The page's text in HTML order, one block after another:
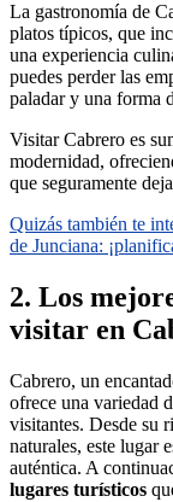
La gastronomía de
platos típicos, que
una experiencia
puedes perder las
paladar y una forma
Visitar Cabrero es
modernidad,
que seguramente
Quizás también te
de Junciana:
2. Los
visitar en
Cabrero, un
ofrece una variedad
visitantes. Desde su
naturales, este lugar
auténtica. A
lugares turísticos